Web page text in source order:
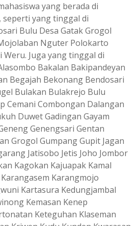
yang berada di
yang tinggal di
Bulu Desa Gatak Grogol
Nguter Polokarto
Juga yang tinggal di
Bakalan Bakipandeyan
Begajah Bekonang Bendosari
Bulakan Bulakrejo Bulu
Cemani Combongan Dalangan
Duwet Gadingan Gayam
Genengsari Gentan
Grogol Gumpang Gupit Jagan
Jatisobo Jetis Joho Jombor
Kagokan Kajuapak Kamal
Karangmojo
Kartasura Kedungjambal
Kemasan Kenep
Keteguhan Klaseman